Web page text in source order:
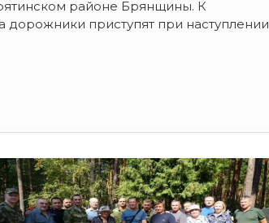
районе Брянщины. К
приступят при наступлении